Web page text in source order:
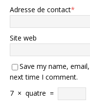
Adresse de contact*
Site web
Save my name,
next time I comment.
7 × quatre =